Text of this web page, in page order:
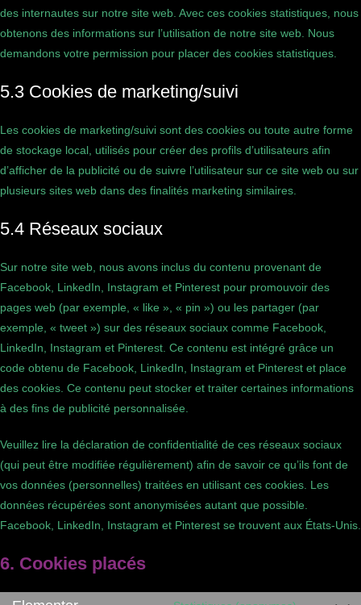
des internautes sur notre site web. Avec ces cookies statistiques, nous
obtenons des informations sur l’utilisation de notre site web. Nous
demandons votre permission pour placer des cookies statistiques.
5.3 Cookies de marketing/suivi
Les cookies de marketing/suivi sont des cookies ou toute autre forme
de stockage local, utilisés pour créer des profils d’utilisateurs afin
d’afficher de la publicité ou de suivre l’utilisateur sur ce site web ou sur
plusieurs sites web dans des finalités marketing similaires.
5.4 Réseaux sociaux
Sur notre site web, nous avons inclus du contenu provenant de
Facebook, LinkedIn, Instagram et Pinterest pour promouvoir des
pages web (par exemple, « like », « pin ») ou les partager (par
exemple, « tweet ») sur des réseaux sociaux comme Facebook,
LinkedIn, Instagram et Pinterest. Ce contenu est intégré grâce un
code obtenu de Facebook, LinkedIn, Instagram et Pinterest et place
des cookies. Ce contenu peut stocker et traiter certaines informations
à des fins de publicité personnalisée.
Veuillez lire la déclaration de confidentialité de ces réseaux sociaux
(qui peut être modifiée régulièrement) afin de savoir ce qu’ils font de
vos données (personnelles) traitées en utilisant ces cookies. Les
données récupérées sont anonymisées autant que possible.
Facebook, LinkedIn, Instagram et Pinterest se trouvent aux États-Unis.
6. Cookies placés